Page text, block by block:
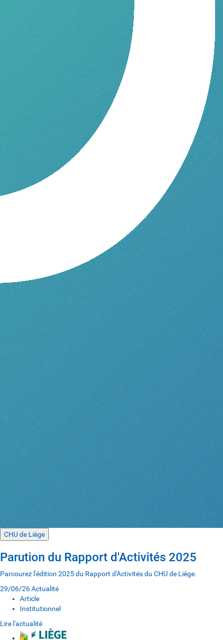
CHU de Liège
Parution du Rapport d'Activités 2025
Parcourez l'édition 2025 du Rapport d'Activités du CHU de Liège.
29/06/26Actualité
Article
Institutionnel
Lire l'actualité